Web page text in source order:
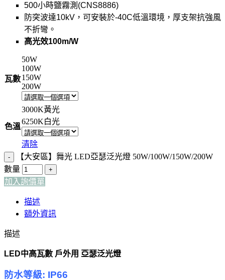
500小時鹽霧測(CNS8886)
防突波達10kV，可安裝於-40C低溫環境，厚支架抗強風
不折彎。
高光效100m/W
瓦數
50W
100W
150W
200W
色溫
3000K黃光
6250K白光
清除
【大安區】舞光 LED亞瑟泛光燈 50W/100W/150W/200W
數量
加入詢價單
描述
額外資訊
描述
LED中高瓦數 戶外用 亞瑟泛光燈
防水等級: IP66